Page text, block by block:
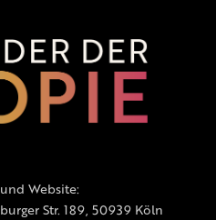
Website:
Str. 189, 50939 Köln